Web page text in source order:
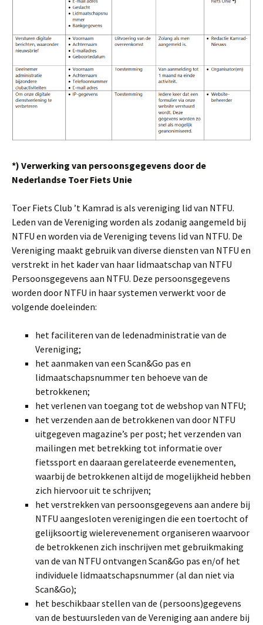
*) Verwerking van persoonsgegevens door de
Nederlandse Toer Fiets Unie
Toer Fiets Club ’t Kamrad is als vereniging lid van NTFU.
Leden van de Vereniging worden als zodanig aangemeld bij
NTFU en worden via de Vereniging tevens lid van NTFU. De
Vereniging maakt gebruik van diverse diensten van NTFU en
verstrekt in het kader van haar lidmaatschap van NTFU
Persoonsgegevens aan NTFU. Deze persoonsgegevens
worden door NTFU in haar systemen verwerkt voor de
volgende doeleinden:
het faciliteren van de ledenadministratie van de
Vereniging;
het aanmaken van een Scan&Go pas en
lidmaatschapsnummer ten behoeve van de
betrokkenen;
het verlenen van toegang tot de webshop van NTFU;
het verzenden aan de betrokkenen van door NTFU
uitgegeven magazine’s per post; het verzenden van
mailingen met betrekking tot informatie over
fietssport en daaraan gerelateerde evenementen,
waarbij de betrokkenen altijd de mogelijkheid hebben
zich hiervoor uit te schrijven;
het verstrekken van persoonsgegevens aan andere bij
NTFU aangesloten verenigingen die een toertocht of
gelijksoortig wielerevenement organiseren waarvoor
de betrokkenen zich inschrijven met gebruikmaking
van de van NTFU ontvangen Scan&Go pas en/of het
individuele lidmaatschapsnummer (al dan niet via
Scan&Go);
het beschikbaar stellen van de (persoons)gegevens
van de bestuursleden van de Vereniging aan andere bij